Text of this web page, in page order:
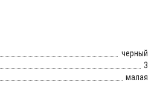
черный
3
малая